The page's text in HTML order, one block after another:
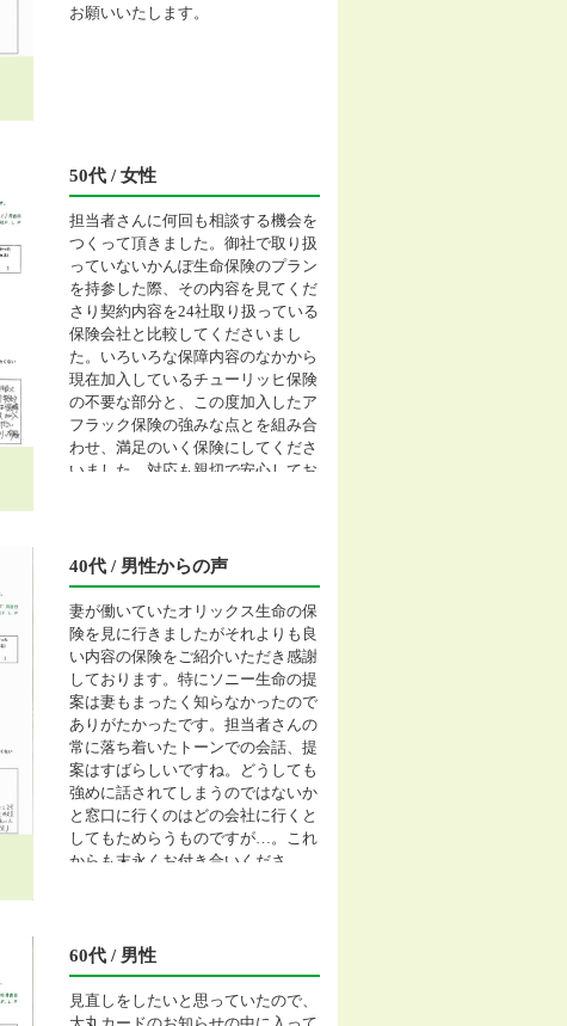
お願いいたします。
50代 / 女性
担当者さんに何回も相談する機会を
つくって頂きました。御社で取り扱
っていないかんぽ生命保険のプラン
を持参した際、その内容を見てくだ
さり契約内容を24社取り扱っている
保険会社と比較してくださいまし
た。いろいろな保障内容のなかから
現在加入しているチューリッヒ保険
の不要な部分と、この度加入したア
フラック保険の強みな点とを組み合
わせ、満足のいく保険にしてくださ
いました。対応も親切で安心してお
40代 / 男性からの声
妻が働いていたオリックス生命の保
険を見に行きましたがそれよりも良
い内容の保険をご紹介いただき感謝
しております。特にソニー生命の提
案は妻もまったく知らなかったので
ありがたかったです。担当者さんの
常に落ち着いたトーンでの会話、提
案はすばらしいですね。どうしても
強めに話されてしまうのではないか
と窓口に行くのはどの会社に行くと
してもためらうものですが…。これ
からも末永くお付き合いくださ
ばかりでしたので苦手だったそうで
す(笑)
60代 / 男性
見直しをしたいと思っていたので、